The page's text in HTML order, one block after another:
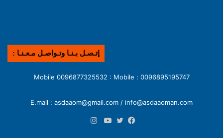
إتـصـل بـنـا وتـواصـل مـعـنـا :
0096895195747 : Mobile 0096877325532 : Mobile
E.mail : asdaaom@gmail.com / info@asdaaoman.com